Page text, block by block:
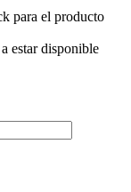
para el producto
estar disponible